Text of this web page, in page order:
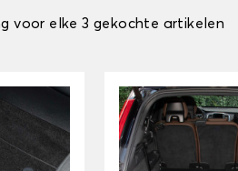
voor elke 3 gekochte artikelen